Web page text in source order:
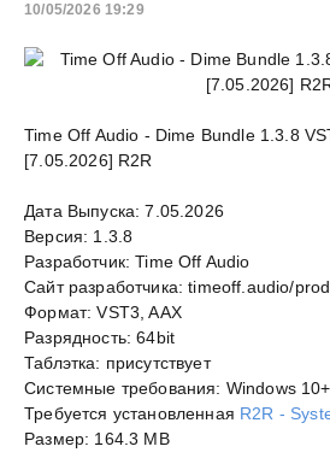
10/05/2026 19:29
Time Off Audio - Dime Bundle 1.3.8
[7.05.2026] R2R
Дата Выпуска: 7.05.2026
Версия: 1.3.8
Разработчик: Time Off Audio
Сайт разработчика: timeoff.audio/
Формат: VST3, AAX
Разрядность: 64bit
Таблэтка: присутствует
Системные требования: Windows 10+
Требуется установленная R2R -
Размер: 164.3 MB